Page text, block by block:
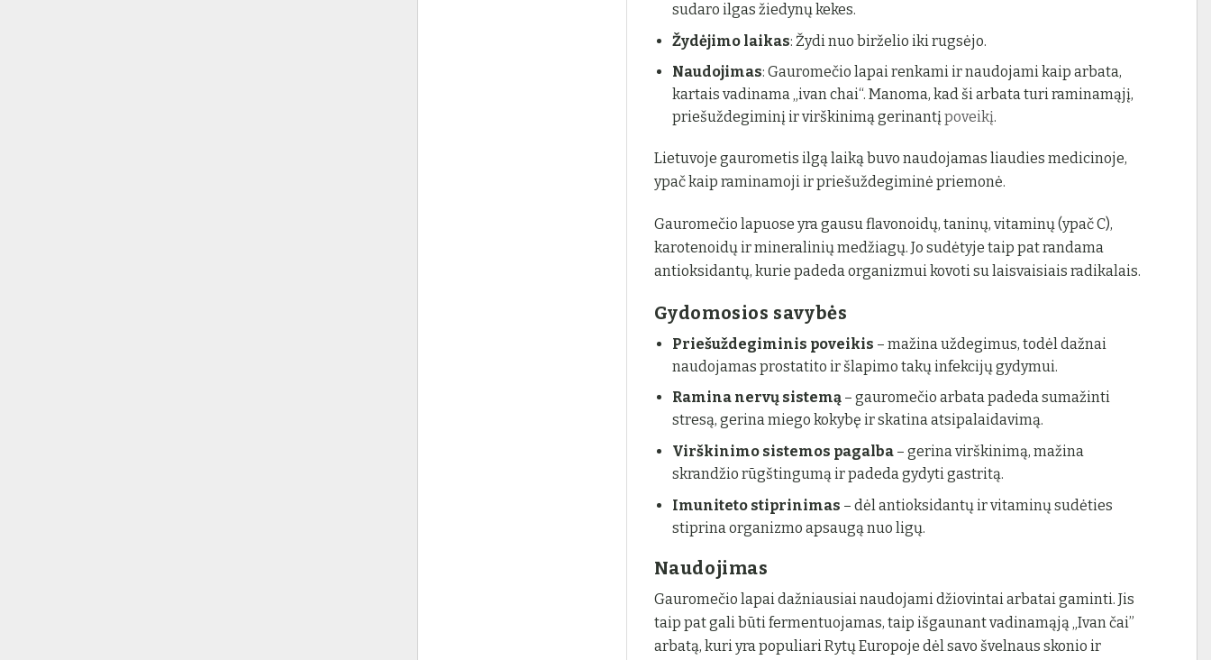
sudaro ilgas žiedynų kekes.
Žydėjimo laikas: Žydi nuo birželio iki rugsėjo.
Naudojimas: Gauromečio lapai renkami ir naudojami kaip arbata,
kartais vadinama „ivan chai“. Manoma, kad ši arbata turi raminamąjį,
priešuždegiminį ir virškinimą gerinantįpoveikį.
Lietuvoje gaurometis ilgą laiką buvo naudojamas liaudies medicinoje,
ypač kaip raminamoji ir priešuždegiminė priemonė.
Gauromečio lapuose yra gausu flavonoidų, taninų, vitaminų (ypač C),
karotenoidų ir mineralinių medžiagų. Jo sudėtyje taip pat randama
antioksidantų, kurie padeda organizmui kovoti su laisvaisiais radikalais.
Gydomosios savybės
Priešuždegiminis poveikis – mažina uždegimus, todėl dažnai
naudojamas prostatito ir šlapimo takų infekcijų gydymui.
Ramina nervų sistemą – gauromečio arbata padeda sumažinti
stresą, gerina miego kokybę ir skatina atsipalaidavimą.
Virškinimo sistemos pagalba – gerina virškinimą, mažina
skrandžio rūgštingumą ir padeda gydyti gastritą.
Imuniteto stiprinimas – dėl antioksidantų ir vitaminų sudėties
stiprina organizmo apsaugą nuo ligų.
Naudojimas
Gauromečio lapai dažniausiai naudojami džiovintai arbatai gaminti. Jis
taip pat gali būti fermentuojamas, taip išgaunant vadinamąją „Ivan čai”
arbatą, kuri yra populiari Rytų Europoje dėl savo švelnaus skonio ir